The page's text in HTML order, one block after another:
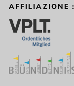
AFFILIAZIONE :